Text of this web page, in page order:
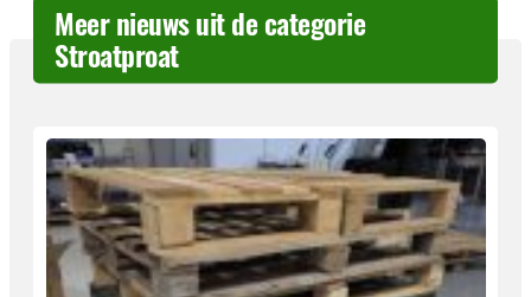
Meer nieuws uit de categorie
Stroatproat